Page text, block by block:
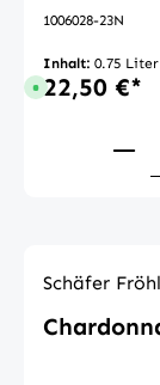
1006028-23N
Inhalt: 0.75 Liter
Sofort verfügbar,
22,50 €*
Schäfer